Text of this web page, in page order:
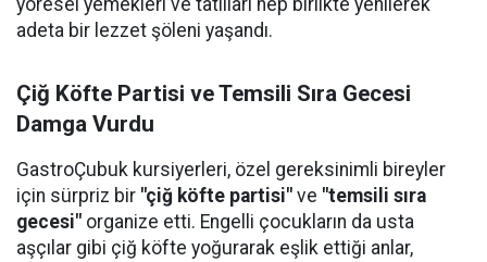
yöresel yemekleri ve tatlıları hep birlikte yenilerek
adeta bir lezzet şöleni yaşandı.
Çiğ Köfte Partisi ve Temsili Sıra Gecesi
Damga Vurdu
GastroÇubuk kursiyerleri, özel gereksinimli bireyler
için sürpriz bir "çiğ köfte partisi" ve "temsili sıra
gecesi" organize etti. Engelli çocukların da usta
aşçılar gibi çiğ köfte yoğurarak eşlik ettiği anlar,